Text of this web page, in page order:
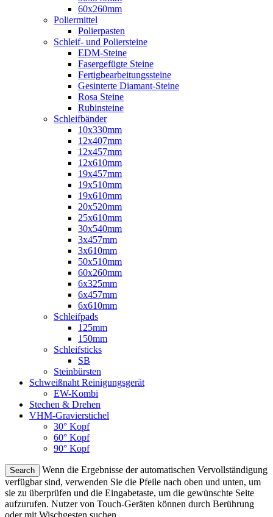
60x260mm
Poliermittel
Polierpasten
Schleif- und Poliersteine
EDM-Steine
Fasergefügte Steine
Fertigbearbeitungssteine
Gesinterte Diamant-Steine
Rosa Steine
Rubinsteine
Schleifbänder
10x330mm
12x407mm
12x457mm
12x610mm
19x457mm
19x510mm
19x610mm
20x520mm
25x610mm
30x540mm
3x457mm
3x610mm
50x510mm
60x260mm
6x325mm
6x457mm
6x610mm
Schleifpads
125mm
150mm
Schleifsticks
SB
Steinbürsten
Schweißnaht Reinigungsgerät
EW-Kombi
Stechen & Drehen
VHM-Gravierstichel
30° Kopf
60° Kopf
90° Kopf
Search
Wenn die Ergebnisse der automatischen Vervollständigung
verfügbar sind, verwenden Sie die Pfeile nach oben und unten, um
sie zu überprüfen und die Eingabetaste, um die gewünschte Seite
aufzurufen. Nutzer von Touch-Geräten können durch Berührung
oder mit Wischgesten suchen.